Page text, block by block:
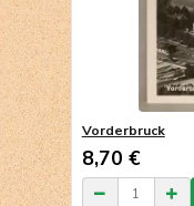
Vorderbruck
8,70 €